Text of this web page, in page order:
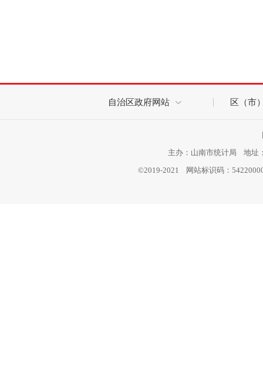
自治区政府网站 区（市
主办：山南市统计局 地址
©2019-2021 网站标识码：